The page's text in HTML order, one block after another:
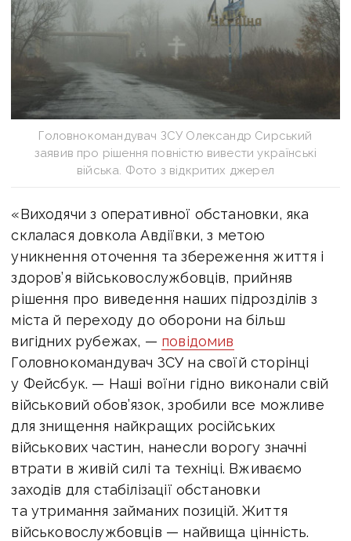
Головнокомандувач ЗСУ Олександр Сирський
заявив про рішення повністю вивести українські
війська. Фото з відкритих джерел
«Виходячи з оперативної обстановки, яка
склалася довкола Авдіївки, з метою
уникнення оточення та збереження життя і
здоров’я військовослужбовців, прийняв
рішення про виведення наших підрозділів з
міста й переходу до оборони на більш
вигідних рубежах, — повідомив
Головнокомандувач ЗСУ на своїй сторінці
у Фейсбук. — Наші воїни гідно виконали свій
військовий обов’язок, зробили все можливе
для знищення найкращих російських
військових частин, нанесли ворогу значні
втрати в живій силі та техніці. Вживаємо
заходів для стабілізації обстановки
та утримання займаних позицій. Життя
військовослужбовців — найвища цінність.